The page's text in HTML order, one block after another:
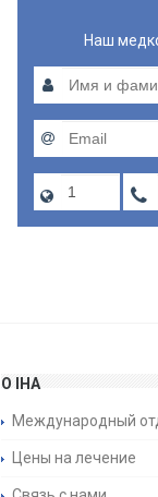
Наш
О IHA
Международный
Цены на лечение